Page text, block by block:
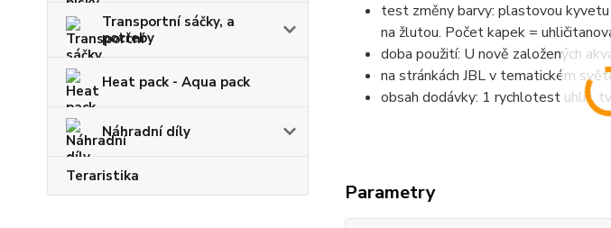
Transportní sáčky, a
potřeby
Heat pack - Aqua pack
Náhradní díly
Teraristika
test změny barvy: plastovou
na žlutou. Počet kapek =
doba použití: U nově založených
na stránkách JBL v tematickém
obsah dodávky: 1 rychlotest uhlič.
Parametry